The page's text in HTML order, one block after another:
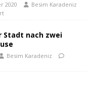
2020
Besim Karadeniz
Stadt nach zwei
Besim Karadeniz